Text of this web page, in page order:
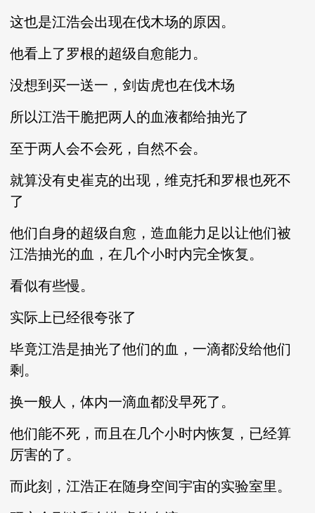
这也是江浩会出现在伐木场的原因。
他看上了罗根的超级自愈能力。
没想到买一送一，剑齿虎也在伐木场
所以江浩干脆把两人的血液都给抽光了
至于两人会不会死，自然不会。
就算没有史崔克的出现，维克托和罗根也死不
了
他们自身的超级自愈，造血能力足以让他们被
江浩抽光的血，在几个小时内完全恢复。
看似有些慢。
实际上已经很夸张了
毕竟江浩是抽光了他们的血，一滴都没给他们
剩。
换一般人，体内一滴血都没早死了。
他们能不死，而且在几个小时内恢复，已经算
厉害的了。
而此刻，江浩正在随身空间宇宙的实验室里。